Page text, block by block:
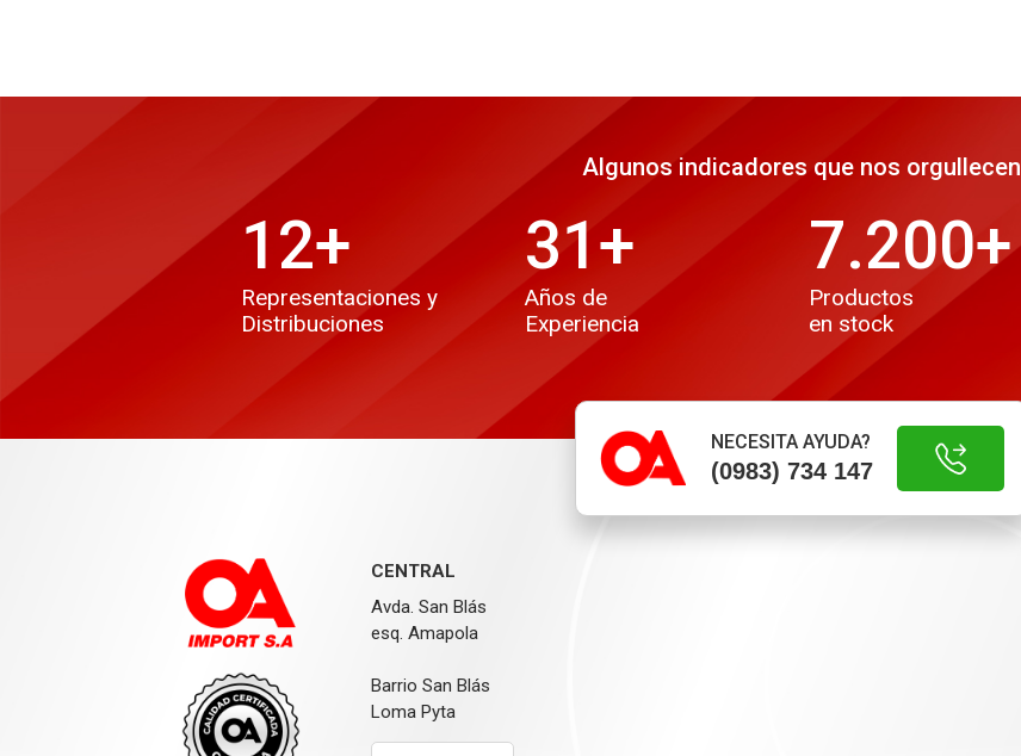
Algunos indicadores que nos orgullecen
12+
Representaciones y
Distribuciones
31+
Años de
Experiencia
7.200+
Productos
en stock
NECESITA AYUDA?
(0983) 734 147
CENTRAL
Avda. San Blás
esq. Amapola
Barrio San Blás
Loma Pyta